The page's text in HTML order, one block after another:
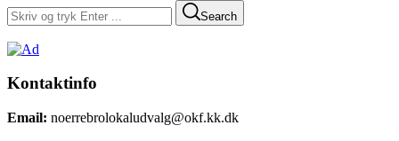
Search
Kontaktinfo
Email: noerrebrolokaludvalg@okf.kk.dk